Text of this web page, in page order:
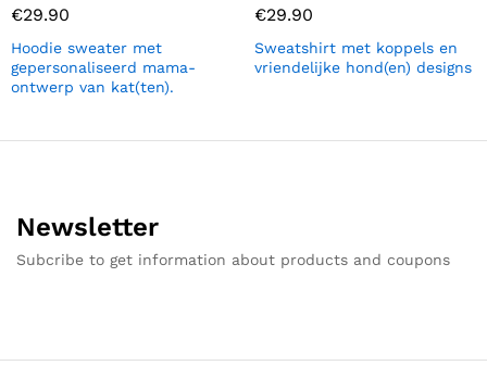
€29.90
Hoodie sweater met
gepersonaliseerd mama-
ontwerp van kat(ten).
€29.90
Sweatshirt met koppels en
vriendelijke hond(en) designs
Newsletter
Subcribe to get information about products and coupons